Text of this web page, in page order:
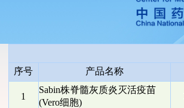
序号
产品名称
1
Sabin株脊髓灰质炎灭活疫苗
(Vero细胞)